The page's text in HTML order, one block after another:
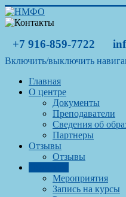
+7 916-859-7722
Включить/выключить
Главная
О центре
Документы
Преподаватели
Сведения об
Партнеры
Отзывы
Отзывы
Мероприятия
Запись на курсы